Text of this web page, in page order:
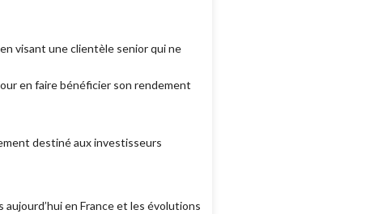
visant une clientèle senior qui ne
en faire bénéficier son rendement
destiné aux investisseurs
en France et les évolutions